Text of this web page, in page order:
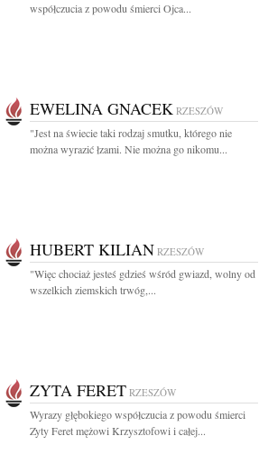
współczucia z powodu śmierci Ojca...
EWELINA GNACEK RZESZÓW
"Jest na świecie taki rodzaj smutku, którego nie
można wyrazić łzami. Nie można go nikomu...
HUBERT KILIAN RZESZÓW
"Więc chociaż jesteś gdzieś wśród gwiazd, wolny od
wszelkich ziemskich trwóg,...
ZYTA FERET RZESZÓW
Wyrazy głębokiego współczucia z powodu śmierci
Zyty Feret mężowi Krzysztofowi i całej...